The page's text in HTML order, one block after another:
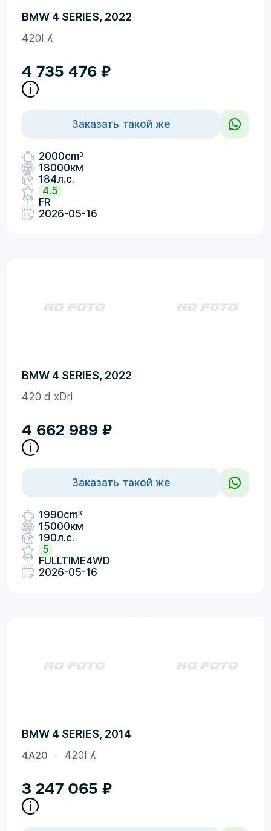
BMW 4 SERIES, 2022
420I ʎ
4 735 476 ₽
Заказать такой же
2000cm3
18000км
184л.с.
4.5
FR
2026-05-16
BMW 4 SERIES, 2022
420 d xDri
4 662 989 ₽
Заказать такой же
1990cm3
15000км
190л.с.
5
FULLTIME4WD
2026-05-16
BMW 4 SERIES, 2014
4A20 420I ʎ
3 247 065 ₽